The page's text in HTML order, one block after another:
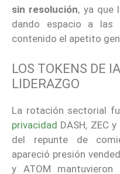
sin resolución, ya que
dando espacio a las
contenido el apetito
LOS TOKENS DE
LIDERAZGO
La rotación sectorial
privacidad DASH, ZEC
del repunte de
apareció presión
y ATOM